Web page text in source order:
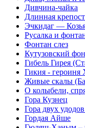
Дивчина-чайка
Длинная
Эчкидаг —
Русалка и
Фонтан слез
Кутузовский
Гибель Гирея
Гикия - героиня
Живые скалы
О колыбели,
Гора Кузнец
Гора двух
Гордая Айше